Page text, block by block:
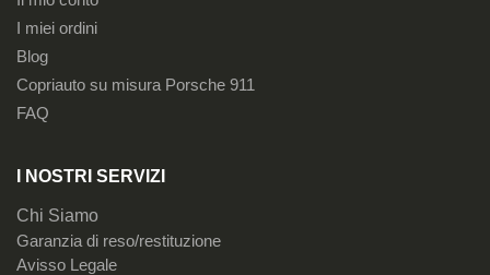
I miei ordini
Blog
Copriauto su misura Porsche 911
FAQ
I NOSTRI SERVIZI
Chi Siamo
Garanzia di reso/restituzione
Avisso Legale